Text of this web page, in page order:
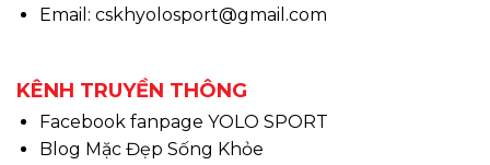
Email: cskhyolosport@gmail.com
KÊNH TRUYỀN THÔNG
Facebook fanpage YOLO SPORT
Blog Mặc Đẹp Sống Khỏe